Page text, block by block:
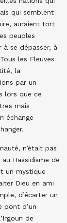
qui semblent
auraient tort
peuples
à se dépasser, à
les Fleuves
la
par un
lors que ce
mais
échange
n’était pas
Hassidisme de
un mystique
Dieu en ami
d’écarter un
pont d’un
de